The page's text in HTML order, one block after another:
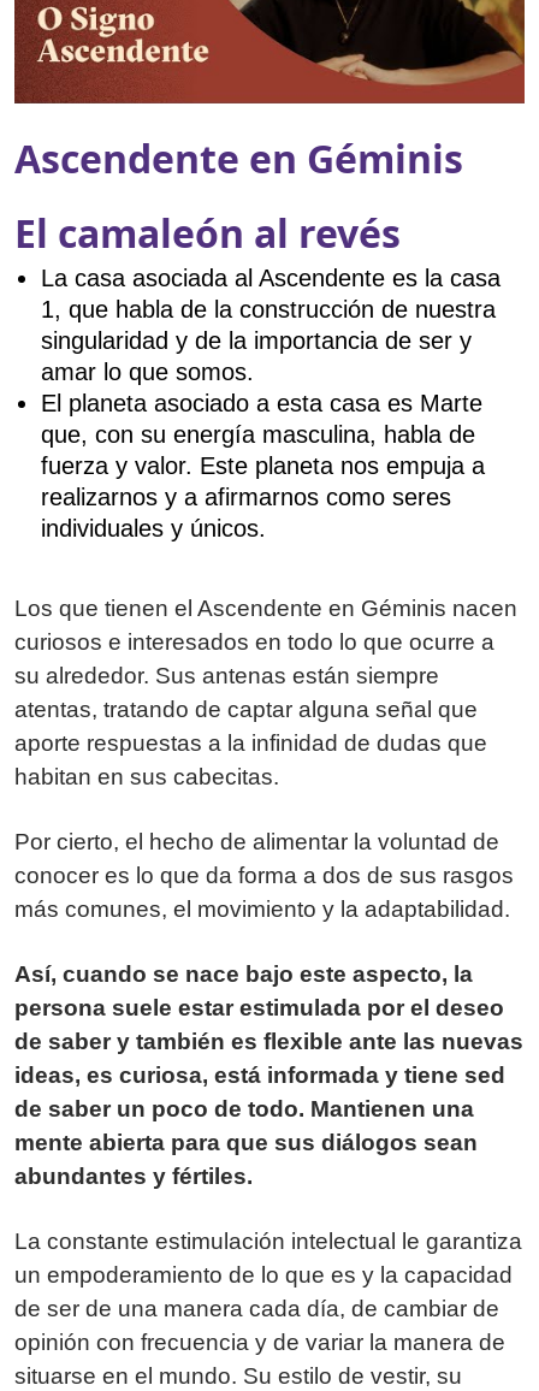
Ascendente en Géminis
El camaleón al revés
La casa asociada al Ascendente es la casa
1, que habla de la construcción de nuestra
singularidad y de la importancia de ser y
amar lo que somos.
El planeta asociado a esta casa es Marte
que, con su energía masculina, habla de
fuerza y valor. Este planeta nos empuja a
realizarnos y a afirmarnos como seres
individuales y únicos.
Los que tienen el Ascendente en Géminis nacen
curiosos e interesados en todo lo que ocurre a
su alrededor. Sus antenas están siempre
atentas, tratando de captar alguna señal que
aporte respuestas a la infinidad de dudas que
habitan en sus cabecitas.
Por cierto, el hecho de alimentar la voluntad de
conocer es lo que da forma a dos de sus rasgos
más comunes, el movimiento y la adaptabilidad.
Así, cuando se nace bajo este aspecto, la
persona suele estar estimulada por el deseo
de saber y también es flexible ante las nuevas
ideas, es curiosa, está informada y tiene sed
de saber un poco de todo. Mantienen una
mente abierta para que sus diálogos sean
abundantes y fértiles.
La constante estimulación intelectual le garantiza
un empoderamiento de lo que es y la capacidad
de ser de una manera cada día, de cambiar de
opinión con frecuencia y de variar la manera de
situarse en el mundo. Su estilo de vestir, su